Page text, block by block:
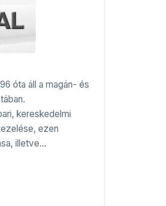
óta áll a magán- és
kereskedelmi
ezen
illetve…